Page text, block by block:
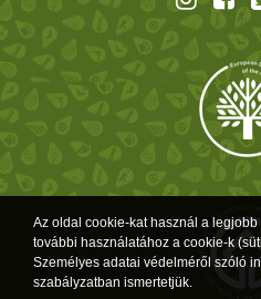
Az oldal cookie-kat használ a
további használatához a cookie-k
Személyes adatai védelméről szóló
szabályzatban ismertetjük.